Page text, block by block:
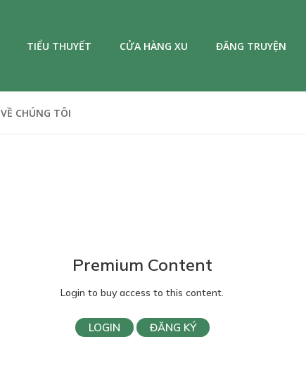
TIỂU THUYẾT CỬA HÀNG XU ĐĂNG TRUYỆN
VỀ CHÚNG TÔI
Premium Content
Login to buy access to this content.
LOGIN ĐĂNG KÝ